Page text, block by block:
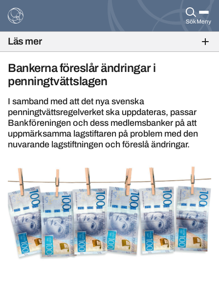
SökMeny
Bankerna föreslår ändringar i
penningtvättslagen
I samband med att det nya svenska
penningtvättsregelverket ska uppdateras, passar
Bankföreningen och dess medlemsbanker på att
uppmärksamma lagstiftaren på problem med den
nuvarande lagstiftningen och föreslå ändringar.
Läs mer